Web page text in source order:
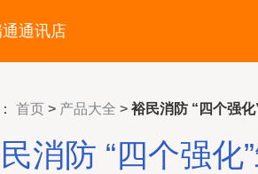
通讯店
首页 > 产品大全 > 裕民消防 “四个强
消防 “四个强